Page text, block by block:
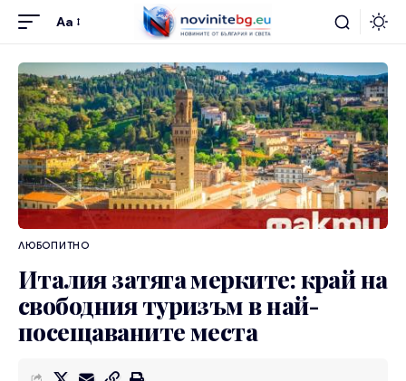
Aa
ЛЮБОПИТНО
Италия затяга мерките: край на
свободния туризъм в най-
посещаваните места